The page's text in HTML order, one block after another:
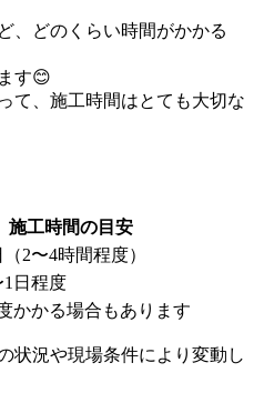
、どのくらい時間がかかる
す😊
て、施工時間はとても大切な
施工時間の目安
2〜4時間程度）
1日程度
かかる場合もあります
状況や現場条件により変動し